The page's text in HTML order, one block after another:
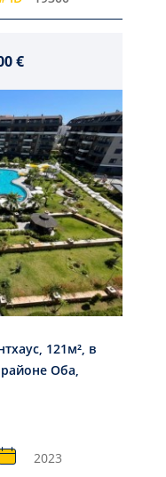
€
121м², в
Оба,
2023